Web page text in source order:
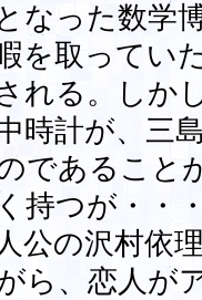
なった数学
を取ってい
れる。しか
時計が、三
であること
持つが・・・
公の沢村依
ら、恋人が